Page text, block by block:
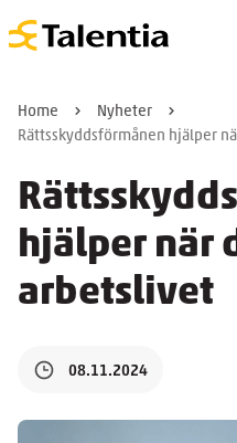
Home
Nyheter
Rättsskyddsförmånen hjälper
hjälper när
arbetslivet
08.11.2024